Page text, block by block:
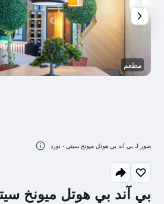
بي آند بي هوتل ميونخ
مطعم
صور لـ بي آند بي هوتل ميونخ سيتي - نورد